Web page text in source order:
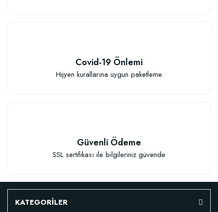
TÜKENDI
Granül Kaktüs Sukulent Gübresi (0,5 kg)
Stokta Yok
Covid-19 Önlemi
Hijyen kurallarına uygun paketleme
Güvenli Ödeme
SSL sertifikası ile bilgileriniz güvende
KATEGORİLER